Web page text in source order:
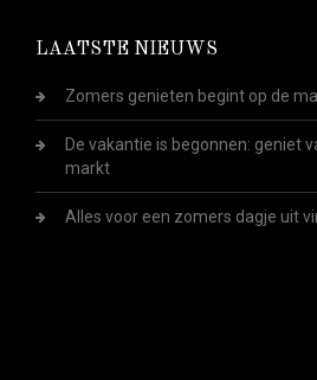
LAATSTE NIEUWS
Zomers genieten begint op de
De vakantie is begonnen: geniet
markt
Alles voor een zomers dagje uit